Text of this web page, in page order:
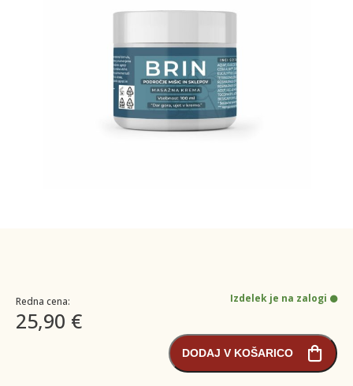
Redna cena:
25,90 €
Izdelek je na zalogi
DODAJ V KOŠARICO